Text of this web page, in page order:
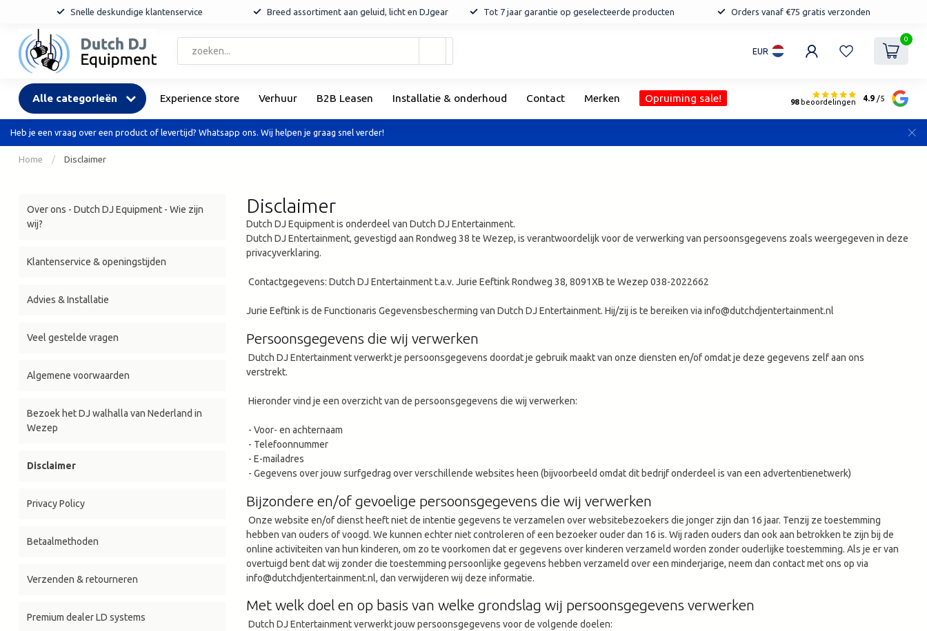
Snelle deskundige klantenservice Breed assortiment aan geluid, licht en DJgear Tot 7 jaar garantie op geselecteerde producten Orders vanaf €75 gratis verzonden
en
een
Enter
zoekresultaat
te
gaan.
Als
aanraaktoetsen
en
gebruiken.
EUR
0
Alle categorieën Experience store Verhuur B2B Leasen Installatie & onderhoud Contact Merken Opruiming sale! 98beoordelingen 4.9 /5
Heb je een vraag over een product of levertijd? Whatsapp ons. Wij helpen je graag snel verder!
Home / Disclaimer
Over ons - Dutch DJ Equipment - Wie zijn
wij?
Klantenservice & openingstijden
Advies & Installatie
Veel gestelde vragen
Algemene voorwaarden
Bezoek het DJ walhalla van Nederland in
Wezep
Disclaimer
Privacy Policy
Betaalmethoden
Verzenden & retourneren
Premium dealer LD systems
Disclaimer
Dutch DJ Equipment is onderdeel van Dutch DJ Entertainment.
Dutch DJ Entertainment, gevestigd aan Rondweg 38 te Wezep, is verantwoordelijk voor de verwerking van persoonsgegevens zoals weergegeven in deze
privacyverklaring.
Contactgegevens: Dutch DJ Entertainment t.a.v. Jurie Eeftink Rondweg 38, 8091XB te Wezep 038-2022662
Jurie Eeftink is de Functionaris Gegevensbescherming van Dutch DJ Entertainment. Hij/zij is te bereiken via info@dutchdjentertainment.nl
Persoonsgegevens die wij verwerken
Dutch DJ Entertainment verwerkt je persoonsgegevens doordat je gebruik maakt van onze diensten en/of omdat je deze gegevens zelf aan ons
verstrekt.
Hieronder vind je een overzicht van de persoonsgegevens die wij verwerken:
- Voor- en achternaam
- Telefoonnummer
- E-mailadres
- Gegevens over jouw surfgedrag over verschillende websites heen (bijvoorbeeld omdat dit bedrijf onderdeel is van een advertentienetwerk)
Bijzondere en/of gevoelige persoonsgegevens die wij verwerken
Onze website en/of dienst heeft niet de intentie gegevens te verzamelen over websitebezoekers die jonger zijn dan 16 jaar. Tenzij ze toestemming
hebben van ouders of voogd. We kunnen echter niet controleren of een bezoeker ouder dan 16 is. Wij raden ouders dan ook aan betrokken te zijn bij de
online activiteiten van hun kinderen, om zo te voorkomen dat er gegevens over kinderen verzameld worden zonder ouderlijke toestemming. Als je er van
overtuigd bent dat wij zonder die toestemming persoonlijke gegevens hebben verzameld over een minderjarige, neem dan contact met ons op via
info@dutchdjentertainment.nl, dan verwijderen wij deze informatie.
Met welk doel en op basis van welke grondslag wij persoonsgegevens verwerken
Dutch DJ Entertainment verwerkt jouw persoonsgegevens voor de volgende doelen: